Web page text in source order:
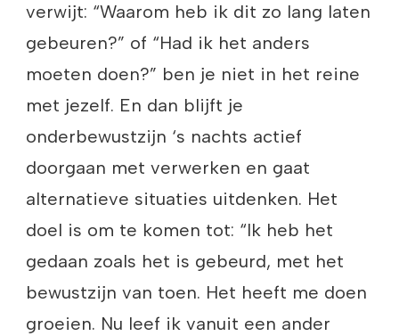
verwijt: “Waarom heb ik dit zo lang laten
gebeuren?” of “Had ik het anders
moeten doen?” ben je niet in het reine
met jezelf. En dan blijft je
onderbewustzijn ‘s nachts actief
doorgaan met verwerken en gaat
alternatieve situaties uitdenken. Het
doel is om te komen tot: “Ik heb het
gedaan zoals het is gebeurd, met het
bewustzijn van toen. Het heeft me doen
groeien. Nu leef ik vanuit een ander